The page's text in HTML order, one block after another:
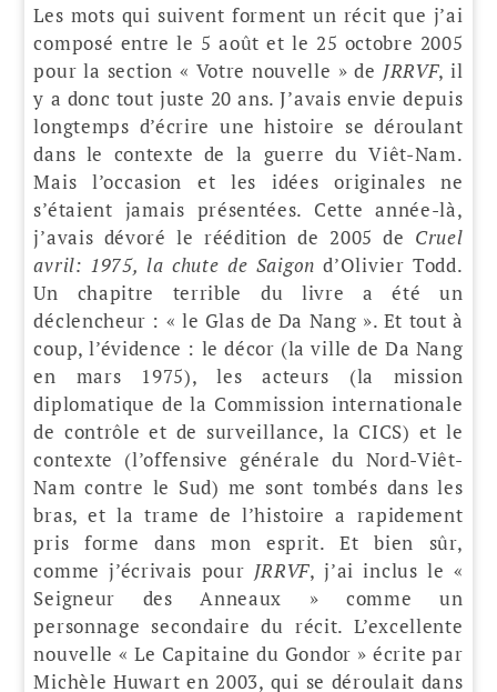
Les mots qui suivent forment un récit que j’ai
composé entre le 5 août et le 25 octobre 2005
pour la section « Votre nouvelle » de JRRVF, il
y a donc tout juste 20 ans. J’avais envie depuis
longtemps d’écrire une histoire se déroulant
dans le contexte de la guerre du Viêt-Nam.
Mais l’occasion et les idées originales ne
s’étaient jamais présentées. Cette année-là,
j’avais dévoré le réédition de 2005 de Cruel
avril: 1975, la chute de Saigon d’Olivier Todd.
Un chapitre terrible du livre a été un
déclencheur : « le Glas de Da Nang ». Et tout à
coup, l’évidence : le décor (la ville de Da Nang
en mars 1975), les acteurs (la mission
diplomatique de la Commission internationale
de contrôle et de surveillance, la CICS) et le
contexte (l’offensive générale du Nord-Viêt-
Nam contre le Sud) me sont tombés dans les
bras, et la trame de l’histoire a rapidement
pris forme dans mon esprit. Et bien sûr,
comme j’écrivais pour JRRVF, j’ai inclus le «
Seigneur des Anneaux » comme un
personnage secondaire du récit. L’excellente
nouvelle « Le Capitaine du Gondor » écrite par
Michèle Huwart en 2003, qui se déroulait dans